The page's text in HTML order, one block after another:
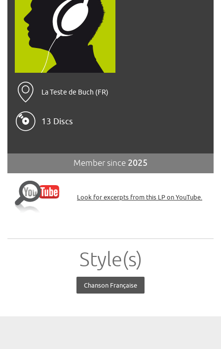
La Teste de Buch (FR)
13 Discs
Member since 2025
Look for excerpts from this LP on YouTube.
Style(s)
Chanson Française